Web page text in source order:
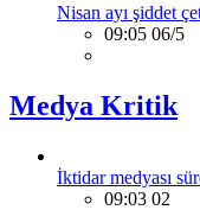
Nisan ayı şiddet
09:05 06/5
Medya Kritik
İktidar medyası
09:03 02